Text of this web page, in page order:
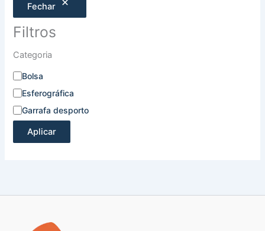
Fechar
Filtros
Categoria
Bolsa
Esferográfica
Garrafa desporto
Aplicar